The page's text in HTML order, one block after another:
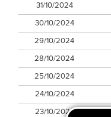
31/10/2024
30/10/2024
29/10/2024
28/10/2024
25/10/2024
24/10/2024
23/10/2024